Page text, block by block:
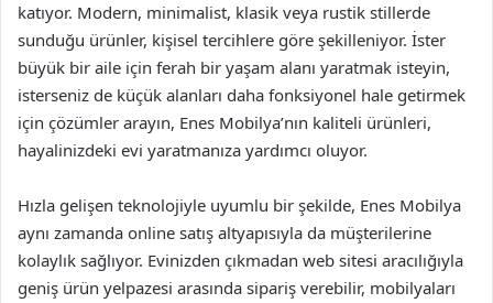
katıyor. Modern, minimalist, klasik veya rustik stillerde
sunduğu ürünler, kişisel tercihlere göre şekilleniyor. İster
büyük bir aile için ferah bir yaşam alanı yaratmak isteyin,
isterseniz de küçük alanları daha fonksiyonel hale getirmek
için çözümler arayın, Enes Mobilya’nın kaliteli ürünleri,
hayalinizdeki evi yaratmanıza yardımcı oluyor.
Hızla gelişen teknolojiyle uyumlu bir şekilde, Enes Mobilya
aynı zamanda online satış altyapısıyla da müşterilerine
kolaylık sağlıyor. Evinizden çıkmadan web sitesi aracılığıyla
geniş ürün yelpazesi arasında sipariş verebilir, mobilyaları